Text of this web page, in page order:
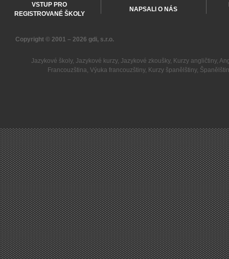
VSTUP PRO
REGISTROVANÉ ŠKOLY
NAPSALI O NÁS
Copyright © 2001 – 2026 gdi, s.r.o.
Jazykové školy, Jazykové kurzy, Jazykové zkoušky, Kurzy angličtiny,
Francouzština,Výuka francouzštiny, Kurzy španělštiny,